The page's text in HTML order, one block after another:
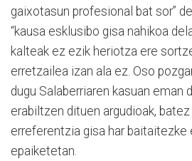
gaixotasun profesional bat sor”
“kausa esklusibo gisa nahikoa
kalteak ez ezik heriotza ere
erretzailea izan ala ez. Oso
dugu Salaberriaren kasuan eman
erabiltzen dituen argudioak,
erreferentzia gisa har baitaitezke
epaiketetan.